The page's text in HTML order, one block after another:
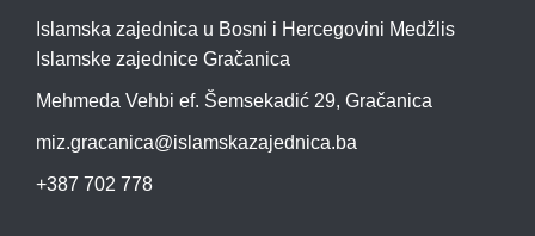
Islamska zajednica u Bosni i Hercegovini Medžlis
Islamske zajednice Gračanica
Mehmeda Vehbi ef. Šemsekadić 29, Gračanica
miz.gracanica@islamskazajednica.ba
+387 702 778